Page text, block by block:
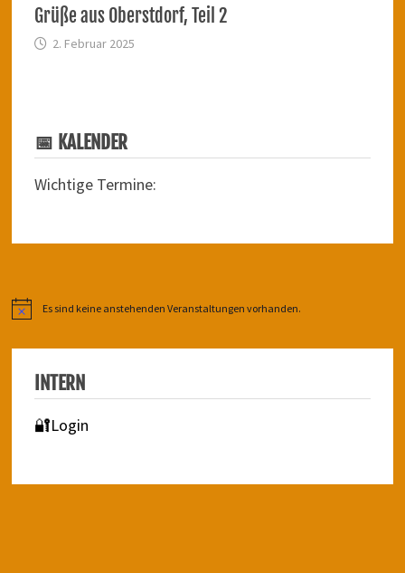
Grüße aus Oberstdorf, Teil 2
2. Februar 2025
📅 KALENDER
Wichtige Termine:
HinweisEs sind keine anstehenden Veranstaltungen vorhanden.
INTERN
🔐Login